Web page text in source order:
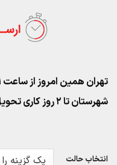
تهران همین امروز از ساعت ۱۱-۱۹ با اسنپ
شهرستان تا 2 روز کاری تحویل پست
انتخاب حالت